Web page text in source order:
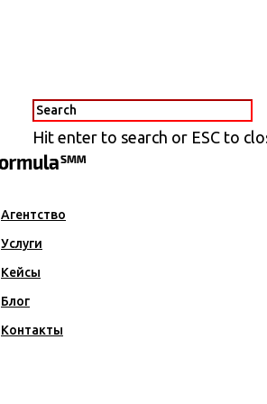
Hit enter to search or ESC to
Агентство
Услуги
Кейсы
Блог
Контакты